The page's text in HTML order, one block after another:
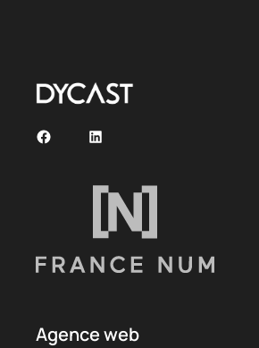
FacebookLinkedIn
Agence web